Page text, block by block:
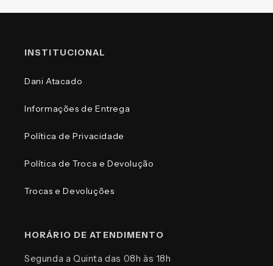
INSTITUCIONAL
Dani Atacado
Informações de Entrega
Política de Privacidade
Política de Troca e Devolução
Trocas e Devoluções
HORÁRIO DE ATENDIMENTO
Segunda a Quinta das 08h às 18h